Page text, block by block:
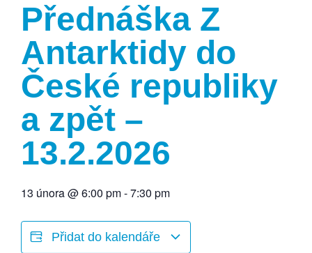
Přednáška Z
Antarktidy do
České republiky
a zpět –
13.2.2026
13 února@6:00 pm-7:30 pm
Přidat do kalendáře